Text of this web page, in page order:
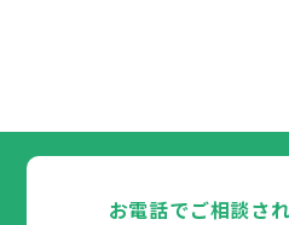
お電話でご相談さ